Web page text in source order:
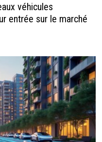
véhicules
entrée sur le marché